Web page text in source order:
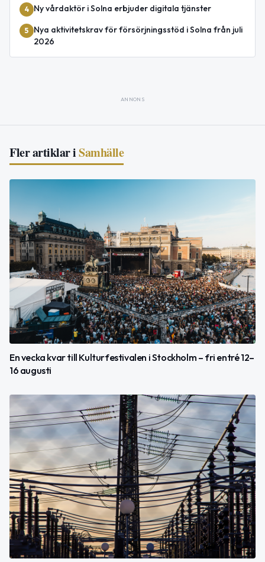
4 Ny vårdaktör i Solna erbjuder digitala tjänster
5
Nya aktivitetskrav för försörjningsstöd i Solna från juli
2026
ANNONS
Fler artiklar iSamhälle
En vecka kvar till Kulturfestivalen i Stockholm – fri entré 12–
16 augusti